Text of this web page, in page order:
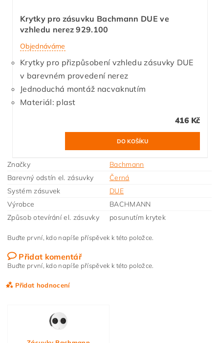
Krytky pro zásuvku Bachmann DUE ve
vzhledu nerez 929.100
Objednáváme
Krytky pro přizpůsobení vzhledu zásuvky DUE
v barevném provedení nerez
Jednoduchá montáž nacvaknutím
Materiál: plast
416 Kč
Značky
Bachmann
Barevný odstín el. zásuvky
Černá
Systém zásuvek
DUE
Výrobce
BACHMANN
Způsob otevírání el. zásuvky
posunutím krytek
Buďte první, kdo napíše příspěvek k této položce.
Přidat komentář
Buďte první, kdo napíše příspěvek k této položce.
Přidat hodnocení